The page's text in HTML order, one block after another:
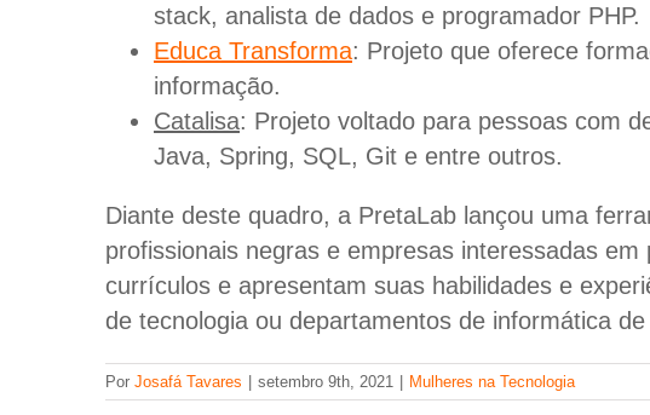
stack, analista de dados e programador PHP.
Educa Transforma: Projeto que oferece
informação.
Catalisa: Projeto voltado para pessoas com
Java, Spring, SQL, Git e entre outros.
Diante deste quadro, a PretaLab lançou uma
profissionais negras e empresas interessadas
currículos e apresentam suas habilidades e
de tecnologia ou departamentos de informática
Por Josafá Tavares setembro 9th, 2021 Mulheres na Tecnologia